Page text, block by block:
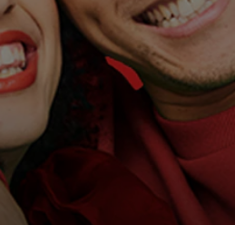
CHEQUEO DE SALUD BUCAL
CORRESPONDENCIA DE PRODUCTOS
PROMOCIONES
PA (ES)
SUSCRÍBASE